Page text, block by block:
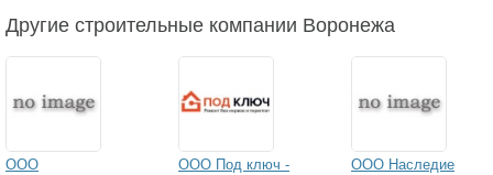
Другие строительные компании Воронежа
ООО
ООО Под ключ -
ООО Наследие